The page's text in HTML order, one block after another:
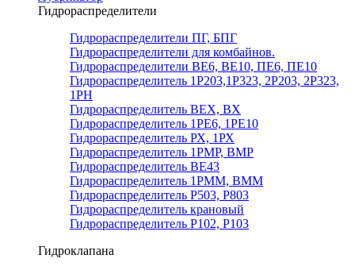
Гидрораспределители
Гидрораспределители ПГ, БПГ
Гидрораспределители для комбайнов.
Гидрораспределители ВЕ6, ВЕ10, ПЕ6, ПЕ10
Гидрораспределитель 1Р203,1Р323, 2Р203, 2Р323,
1РН
Гидрораспределитель ВЕХ, ВХ
Гидрораспределитель 1РЕ6, 1РЕ10
Гидрораспределитель РХ, 1РХ
Гидрораспределитель 1РМР, ВМР
Гидрораспределитель ВЕ43
Гидрораспределитель 1РММ, ВММ
Гидрораспределитель Р503, Р803
Гидрораспределитель крановый
Гидрораспределитель Р102, Р103
Гидроклапана